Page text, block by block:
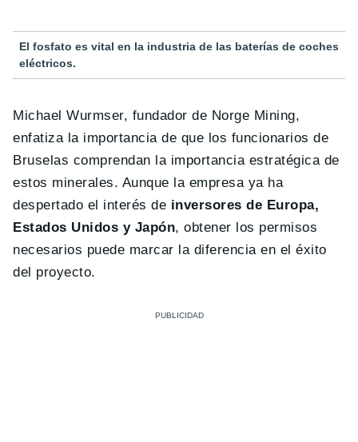
El fosfato es vital en la industria de las baterías de coches
eléctricos.
Michael Wurmser, fundador de Norge Mining,
enfatiza la importancia de que los funcionarios de
Bruselas comprendan la importancia estratégica de
estos minerales. Aunque la empresa ya ha
despertado el interés de inversores de Europa,
Estados Unidos y Japón, obtener los permisos
necesarios puede marcar la diferencia en el éxito
del proyecto.